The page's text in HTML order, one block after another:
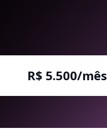
R$ 5.500/mês